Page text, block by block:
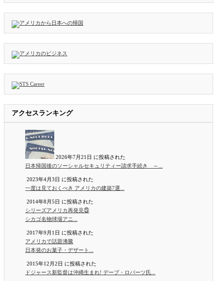
アクセスランキング
2026年7月21日 に投稿された
日本帰国後のソーシャルセキュリティー請求手続き ～...
2023年4月3日 に投稿された
一度は見ておくべき アメリカの建築7選...
2014年8月5日 に投稿された
シリーズアメリカ再発見㉕
シカゴ名物球場アニ...
2017年9月1日 に投稿された
アメリカで話題沸騰
日本発のお菓子・デザート...
2015年12月2日 に投稿された
ドジャース新監督は沖縄生まれ! デーブ・ロバーツ氏...